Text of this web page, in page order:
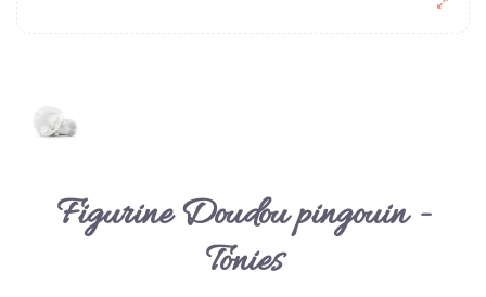
Figurine Doudou pingouin -
Tonies